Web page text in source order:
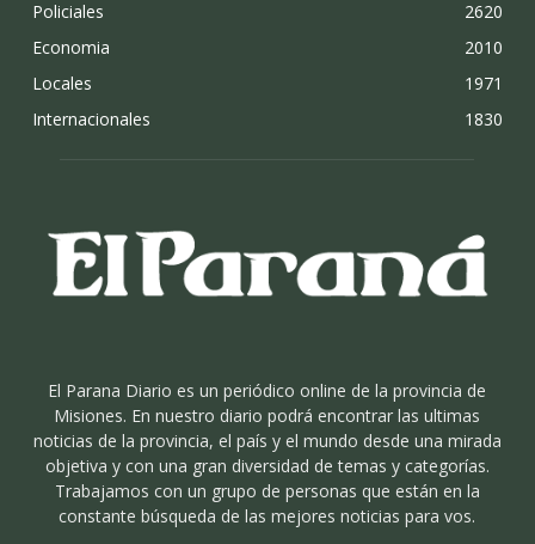
Policiales
2620
Economia
2010
Locales
1971
Internacionales
1830
El Parana Diario es un periódico online de la provincia de
Misiones. En nuestro diario podrá encontrar las ultimas
noticias de la provincia, el país y el mundo desde una mirada
objetiva y con una gran diversidad de temas y categorías.
Trabajamos con un grupo de personas que están en la
constante búsqueda de las mejores noticias para vos.